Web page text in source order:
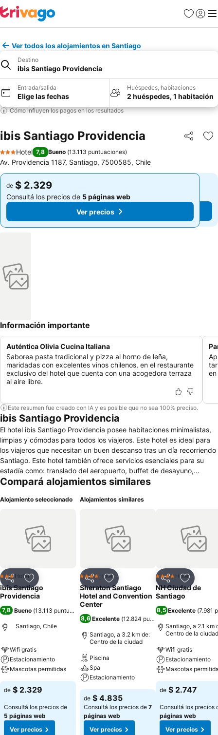
Favoritos
Iniciar
Ver todos los alojamientos en Santiago
Destino
ibis Santiago Providencia
Entrada/salida
Elige las fechas
Huéspedes, habitaciones
2 huéspedes, 1 habitación
Cómo influyen los pagos en los resultados
ibis Santiago Providencia Compartir
3 Estrellas
Hotel 7,8 Bueno (13.113 puntuaciones)
Av. Providencia 1187, Santiago, 7500585, Chile
de $ 2.329
Consultá los precios de 5 páginas web
Ver precios
de $ 2.329
Consultá los precios de 5 páginas web
Ver precios
Información importante
Auténtica Olivia Cucina Italiana
Saborea pasta tradicional y pizza al horno de leña,
maridadas con excelentes vinos chilenos, en el restaurante
exclusivo del hotel que cuenta con una acogedora terraza
al aire libre.
Este resumen fue creado con IA y es posible que no sea 100% preciso.
ibis Santiago Providencia
El hotel ibis Santiago Providencia posee habitaciones minimalistas,
limpias y cómodas para todos los viajeros. Este hotel es ideal para
los viajeros que necesitan un buen descanso tras un día recorriendo
Santiago. Este hotel también ofrece servicios esenciales para su
estadía como: translado del aeropuerto, buffet de desayuno,
restaurante, bar en sus dependencias, sala de planchado,
y disfruta de todo esto!
Compará alojamientos similares
Alojamiento seleccionado
CompartirAñadir a favoritos
3 Estrellas
Hotel
ibis Santiago
Providencia
7,8 Bueno (13.113 puntuaciones
Santiago, Chile
Wifi gratis
Estacionamiento
Mascotas permitidas
de $ 2.329
Consultá los precios de
5 páginas web
Ver precios
Alojamientos similares
CompartirAñadir a favoritos
4 EstrellasHotel
Sheraton Santiago
Hotel and Convention
Center
8,6 Excelente (12.824 puntuaciones
Santiago, a 3.2 km de:
Centro de la ciudad
Piscina
Spa
Estacionamiento
de $ 4.835
Consultá los precios de 7
páginas web
Ver precios
CompartirAñadir
4 EstrellasHotel
NH Ciudad de
Santiago
8,5 Excelente (7.981
Santiago, a 2.1 km
Centro de la ciudad
Wifi gratis
Estacionamiento
Mascotas
de $ 2.747
Consultá los precios
páginas web
Ver precios